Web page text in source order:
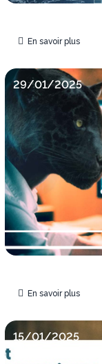
En savoir plus
29/01/2025
En savoir plus
15/01/2025